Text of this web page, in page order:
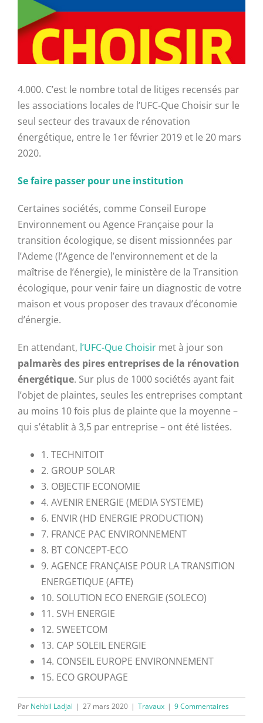
4.000. C’est le nombre total de litiges recensés par
les associations locales de l’UFC-Que Choisir sur le
seul secteur des travaux de rénovation
énergétique, entre le 1er février 2019 et le 20 mars
2020.
Se faire passer pour une institution
Certaines sociétés, comme Conseil Europe
Environnement ou Agence Française pour la
transition écologique, se disent missionnées par
l’Ademe (l’Agence de l’environnement et de la
maîtrise de l’énergie), le ministère de la Transition
écologique, pour venir faire un diagnostic de votre
maison et vous proposer des travaux d’économie
d’énergie.
En attendant, l’UFC-Que Choisir met à jour son
palmarès des pires entreprises de la rénovation
énergétique. Sur plus de 1000 sociétés ayant fait
l’objet de plaintes, seules les entreprises comptant
au moins 10 fois plus de plainte que la moyenne –
qui s’établit à 3,5 par entreprise – ont été listées.
1. TECHNITOIT
2. GROUP SOLAR
3. OBJECTIF ECONOMIE
4. AVENIR ENERGIE (MEDIA SYSTEME)
6. ENVIR (HD ENERGIE PRODUCTION)
7. FRANCE PAC ENVIRONNEMENT
8. BT CONCEPT-ECO
9. AGENCE FRANÇAISE POUR LA TRANSITION
ENERGETIQUE (AFTE)
10. SOLUTION ECO ENERGIE (SOLECO)
11. SVH ENERGIE
12. SWEETCOM
13. CAP SOLEIL ENERGIE
14. CONSEIL EUROPE ENVIRONNEMENT
15. ECO GROUPAGE
Par Nehbil Ladjal | 27 mars 2020 | Travaux | 9 Commentaires